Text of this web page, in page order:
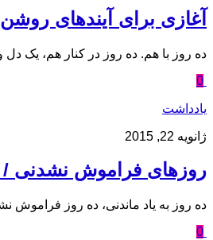
آغازی برای آینده‫ای
ده روز با هم. ده روز در کنار هم، یک دل
0
یادداشت
ژانویه 22, 2015
روزهای فراموش نشدنی /
ده روز به یاد ماندنی، ده روز فراموش
0